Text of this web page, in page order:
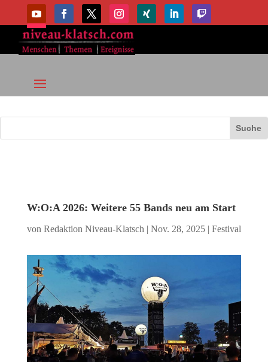
W:O:A 2026: Weitere 55 Bands neu am Start
von Redaktion Niveau-Klatsch | Nov. 28, 2025| Festival